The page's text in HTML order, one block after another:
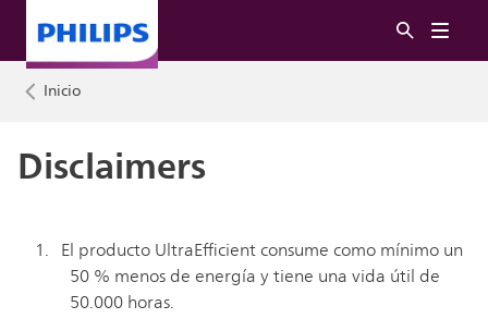
Inicio
Disclaimers
El producto UltraEfficient consume como mínimo un
50 % menos de energía y tiene una vida útil de
50.000 horas.